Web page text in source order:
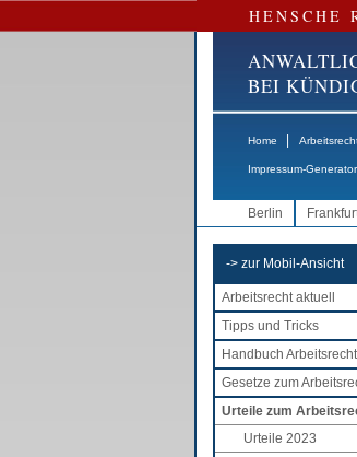
HENSCHE
BEI
Home
Impressum-Generator
Berlin
-> zur Mobil-Ansicht
Arbeitsrecht aktuell
Tipps und Tricks
Handbuch Arbeitsrecht
Gesetze zum
Urteile zum
Urteile 2023